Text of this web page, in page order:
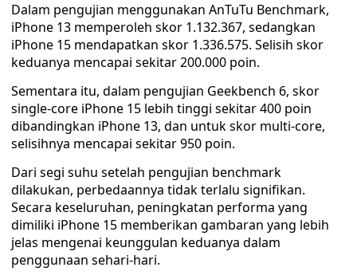
Dalam pengujian menggunakan AnTuTu Benchmark,
iPhone 13 memperoleh skor 1.132.367, sedangkan
iPhone 15 mendapatkan skor 1.336.575. Selisih skor
keduanya mencapai sekitar 200.000 poin.
Sementara itu, dalam pengujian Geekbench 6, skor
single-core iPhone 15 lebih tinggi sekitar 400 poin
dibandingkan iPhone 13, dan untuk skor multi-core,
selisihnya mencapai sekitar 950 poin.
Dari segi suhu setelah pengujian benchmark
dilakukan, perbedaannya tidak terlalu signifikan.
Secara keseluruhan, peningkatan performa yang
dimiliki iPhone 15 memberikan gambaran yang lebih
jelas mengenai keunggulan keduanya dalam
penggunaan sehari-hari.